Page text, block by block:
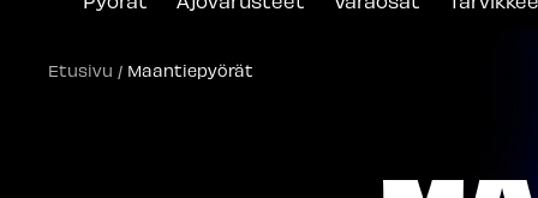
Etusivu Maantiepyörät